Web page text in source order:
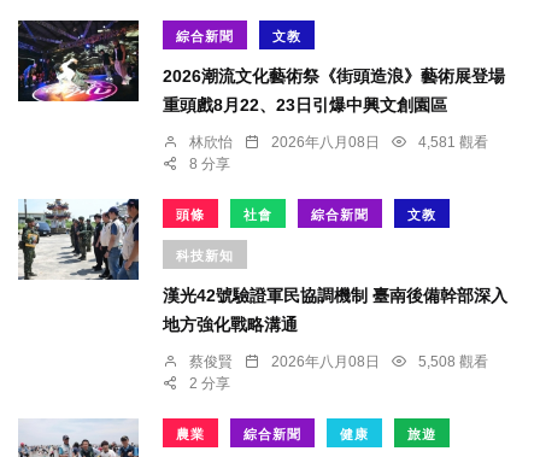
綜合新聞 文教
2026潮流文化藝術祭《街頭造浪》藝術展登場
重頭戲8月22、23日引爆中興文創園區
林欣怡 2026年八月08日
4,581 觀看
8 分享
頭條 社會 綜合新聞 文教
科技新知
漢光42號驗證軍民協調機制 臺南後備幹部深入
地方強化戰略溝通
蔡俊賢 2026年八月08日
5,508 觀看
2 分享
農業 綜合新聞 健康 旅遊